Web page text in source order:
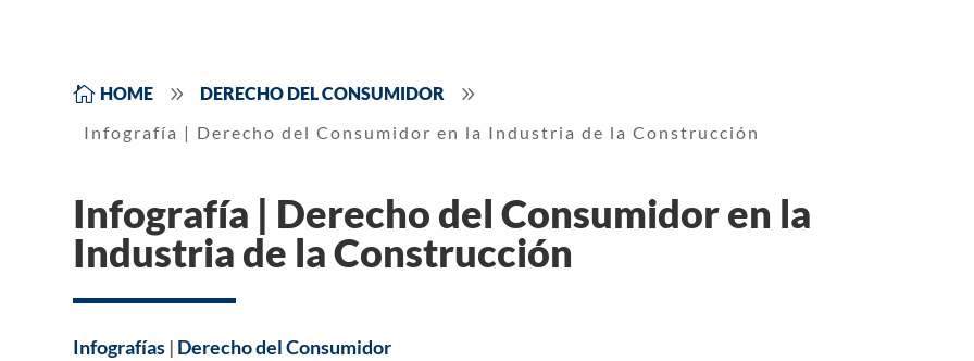
 HOME 9 DERECHO DEL CONSUMIDOR 9
Infografía | Derecho del Consumidor en la Industria de la Construcción
Infografía | Derecho del Consumidor en la
Industria de la Construcción
Infografías| Derecho del Consumidor